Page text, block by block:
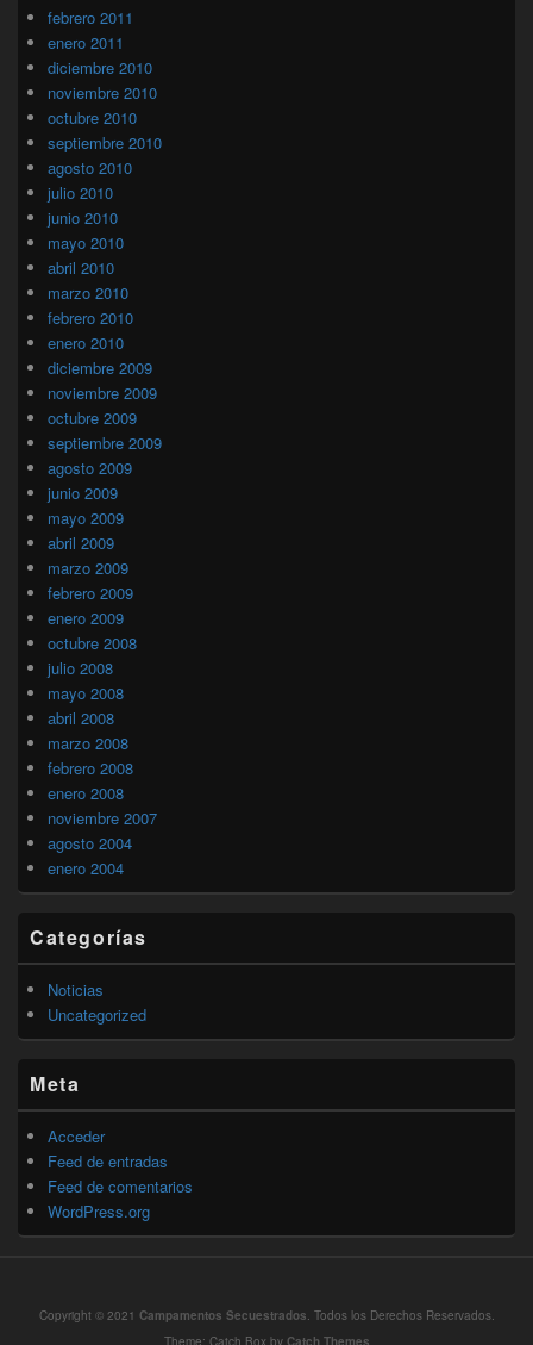
febrero 2011
enero 2011
diciembre 2010
noviembre 2010
octubre 2010
septiembre 2010
agosto 2010
julio 2010
junio 2010
mayo 2010
abril 2010
marzo 2010
febrero 2010
enero 2010
diciembre 2009
noviembre 2009
octubre 2009
septiembre 2009
agosto 2009
junio 2009
mayo 2009
abril 2009
marzo 2009
febrero 2009
enero 2009
octubre 2008
julio 2008
mayo 2008
abril 2008
marzo 2008
febrero 2008
enero 2008
noviembre 2007
agosto 2004
enero 2004
Categorías
Noticias
Uncategorized
Meta
Acceder
Feed de entradas
Feed de comentarios
WordPress.org
Copyright © 2021 Campamentos Secuestrados. Todos los Derechos Reservados.
Theme: Catch Box by Catch Themes